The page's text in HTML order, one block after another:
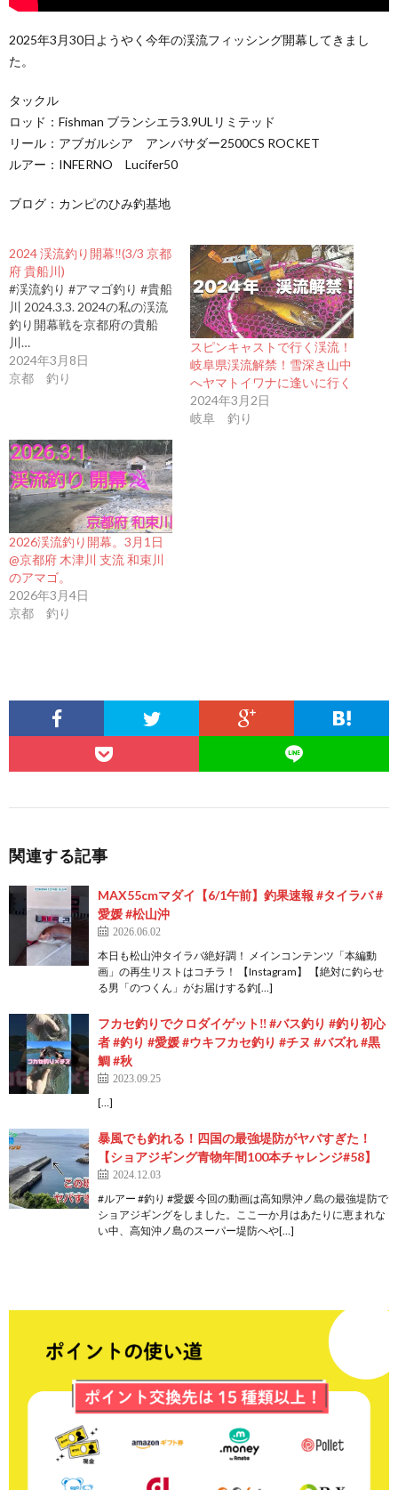
2025年3月30日ようやく今年の渓流フィッシング開幕してきまし
た。
タックル
ロッド：Fishman ブランシエラ3.9ULリミテッド
リール：アブガルシア アンバサダー2500CS ROCKET
ルアー：INFERNO Lucifer50
ブログ：カンピのひみ釣基地
2024 渓流釣り開幕‼️(3/3 京都
府 貴船川)
#渓流釣り #アマゴ釣り #貴船
川 2024.3.3. 2024の私の渓流
釣り開幕戦を京都府の貴船
川…
2024年3月8日
京都 釣り
スピンキャストで行く渓流！
岐阜県渓流解禁！雪深き山中
へヤマトイワナに逢いに行く
2024年3月2日
岐阜 釣り
2026渓流釣り開幕。3月1日
@京都府 木津川 支流 和束川
のアマゴ。
2026年3月4日
京都 釣り
関連する記事
MAX55cmマダイ【6/1午前】釣果速報 #タイラバ #
愛媛 #松山沖
2026.06.02
本日も松山沖タイラバ絶好調！ メインコンテンツ「本編動
画」の再生リストはコチラ！ 【Instagram】 【絶対に釣らせ
る男「のつくん」がお届けする釣[…]
フカセ釣りでクロダイゲット‼️ #バス釣り #釣り初心
者 #釣り #愛媛 #ウキフカセ釣り #チヌ #バズれ #黒
鯛 #秋
2023.09.25
[…]
暴風でも釣れる！四国の最強堤防がヤバすぎた！
【ショアジギング青物年間100本チャレンジ#58】
2024.12.03
#ルアー #釣り #愛媛 今回の動画は高知県沖ノ島の最強堤防で
ショアジギングをしました。ここ一か月はあたりに恵まれな
い中、高知沖ノ島のスーパー堤防へや[…]